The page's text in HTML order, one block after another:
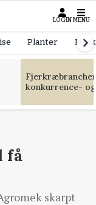
LOGIN MENU
Planter
konkurrence-
få
skarpt